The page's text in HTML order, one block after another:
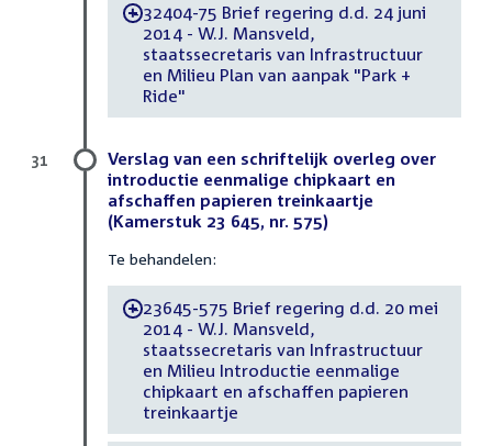
-32404-75 Brief regering d.d. 24 juni
2014 - W.J. Mansveld,
staatssecretaris van Infrastructuur
en Milieu Plan van aanpak "Park +
Ride"
Verslag van een schriftelijk overleg over
introductie eenmalige chipkaart en
afschaffen papieren treinkaartje
(Kamerstuk 23 645, nr. 575)
Te behandelen:
-23645-575 Brief regering d.d. 20 mei
2014 - W.J. Mansveld,
staatssecretaris van Infrastructuur
en Milieu Introductie eenmalige
chipkaart en afschaffen papieren
treinkaartje
31